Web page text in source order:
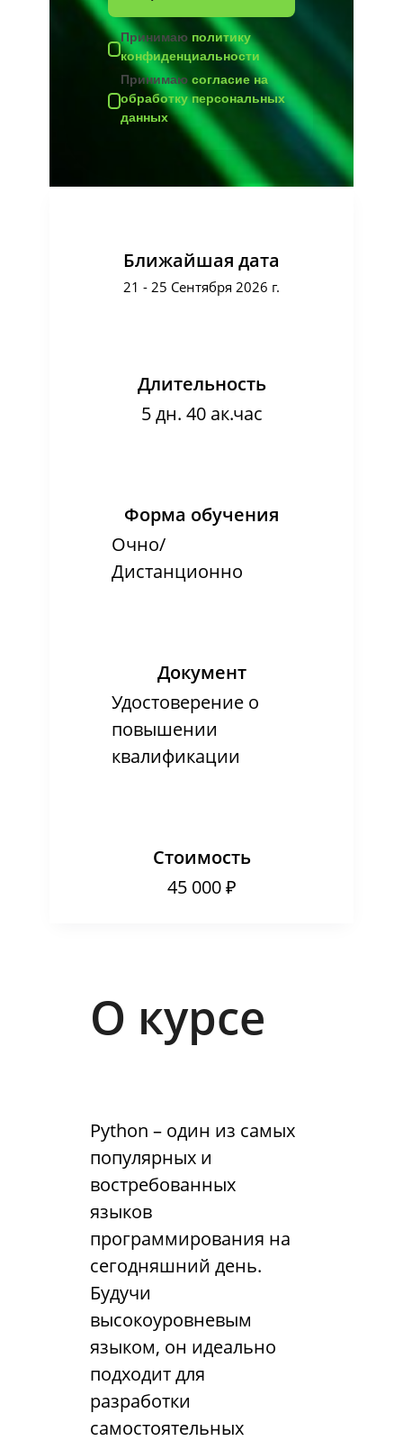
Принимаю политику
конфиденциальности
Принимаю согласие на
обработку персональных
данных
Ближайшая дата
21 - 25 Сентября 2026 г.
Длительность
5 дн. 40 ак.час
Форма обучения
Очно/
Дистанционно
Документ
Удостоверение о
повышении
квалификации
Стоимость
45 000 ₽
О курсе
Python – один из самых
популярных и
востребованных
языков
программирования на
сегодняшний день.
Будучи
высокоуровневым
языком, он идеально
подходит для
разработки
самостоятельных